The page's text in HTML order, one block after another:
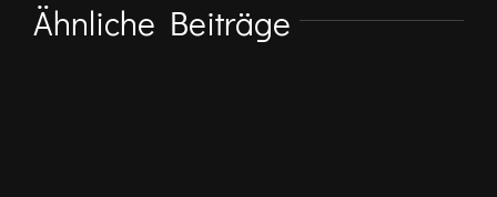
Ähnliche Beiträge